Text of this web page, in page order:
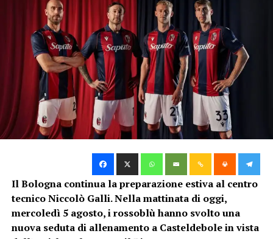
Il Bologna continua la preparazione estiva al centro
tecnico Niccolò Galli. Nella mattinata di oggi,
mercoledì 5 agosto, i rossoblù hanno svolto una
nuova seduta di allenamento a Casteldebole in vista